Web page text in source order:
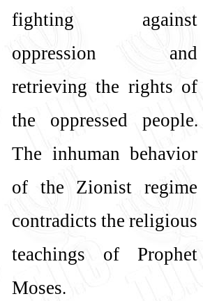
fighting against
oppression and
retrieving the rights of
the oppressed people.
The inhuman behavior
of the Zionist regime
contradicts the religious
teachings of Prophet
Moses.